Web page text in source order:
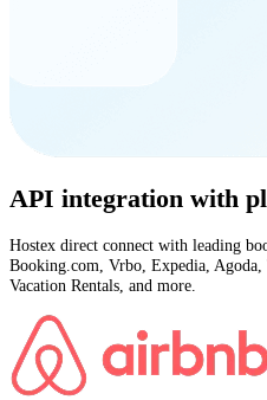
API integration with
Hostex direct connect with leading
Booking.com, Vrbo, Expedia,
Vacation Rentals, and more.